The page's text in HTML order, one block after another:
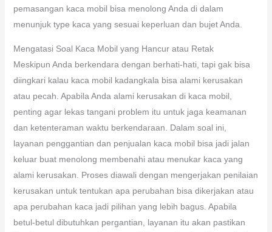
pemasangan kaca mobil bisa menolong Anda di dalam
menunjuk type kaca yang sesuai keperluan dan bujet Anda.
Mengatasi Soal Kaca Mobil yang Hancur atau Retak
Meskipun Anda berkendara dengan berhati-hati, tapi gak bisa
diingkari kalau kaca mobil kadangkala bisa alami kerusakan
atau pecah. Apabila Anda alami kerusakan di kaca mobil,
penting agar lekas tangani problem itu untuk jaga keamanan
dan ketenteraman waktu berkendaraan. Dalam soal ini,
layanan penggantian dan penjualan kaca mobil bisa jadi jalan
keluar buat menolong membenahi atau menukar kaca yang
alami kerusakan. Proses diawali dengan mengerjakan penilaian
kerusakan untuk tentukan apa perubahan bisa dikerjakan atau
apa perubahan kaca jadi pilihan yang lebih bagus. Apabila
betul-betul dibutuhkan pergantian, layanan itu akan pastikan